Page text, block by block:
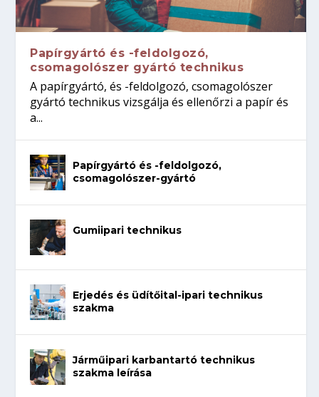
Papírgyártó és -feldolgozó,
csomagolószer gyártó technikus
A papírgyártó, és -feldolgozó, csomagolószer
gyártó technikus vizsgálja és ellenőrzi a papír és
a...
Papírgyártó és -feldolgozó,
csomagolószer-gyártó
Gumiipari technikus
Erjedés és üdítőital-ipari technikus
szakma
Járműipari karbantartó technikus
szakma leírása